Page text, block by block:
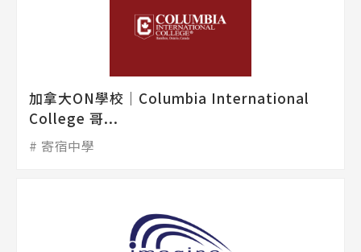
加拿大ON學校│Columbia International
College 哥...
寄宿中學